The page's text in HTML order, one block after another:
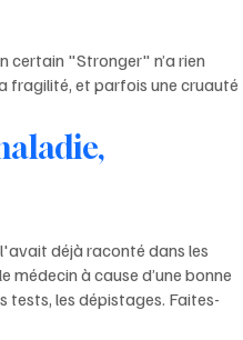
certain "Stronger" n’a rien
fragilité, et parfois une cruauté
déjà raconté dans les
médecin à cause d’une bonne
tests, les dépistages. Faites-